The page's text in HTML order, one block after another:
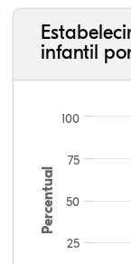
infantil
Percentual
25
50
75
100